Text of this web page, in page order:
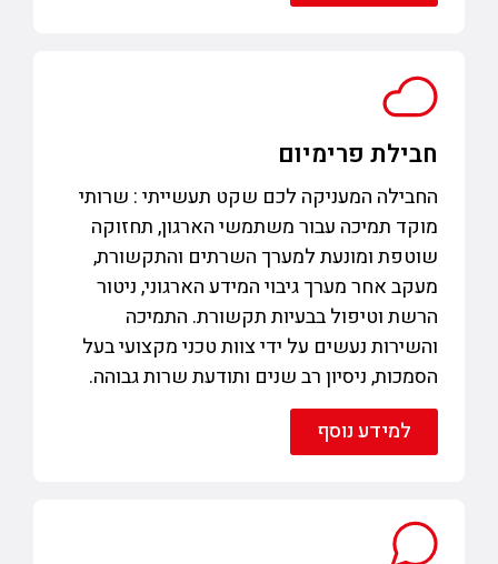
חבילת פרימיום
החבילה המעניקה לכם שקט תעשייתי : שרותי
מוקד תמיכה עבור משתמשי הארגון, תחזוקה
שוטפת ומונעת למערך השרתים והתקשורת,
מעקב אחר מערך גיבוי המידע הארגוני, ניטור
הרשת וטיפול בבעיות תקשורת. התמיכה
והשירות נעשים על ידי צוות טכני מקצועי בעל
הסמכות, ניסיון רב שנים ותודעת שרות גבוהה.
למידע נוסף